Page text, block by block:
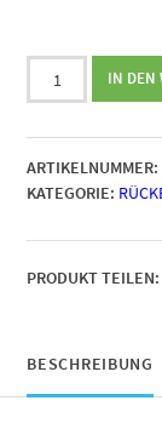
dynamics
LWS
flex
Menge
IN DEN
ARTIKELNUMMER:
KATEGORIE:
PRODUKT TEILEN:
BESCHREIBUNG